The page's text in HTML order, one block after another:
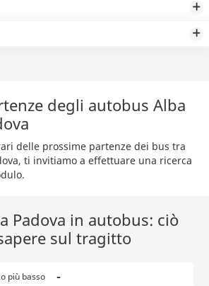
degli autobus Alba
delle prossime partenze dei bus tra
ti invitiamo a effettuare una ricerca
Padova in autobus: ciò
sul tragitto
più basso -